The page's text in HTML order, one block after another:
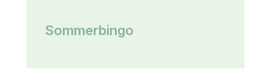
Sommerbingo